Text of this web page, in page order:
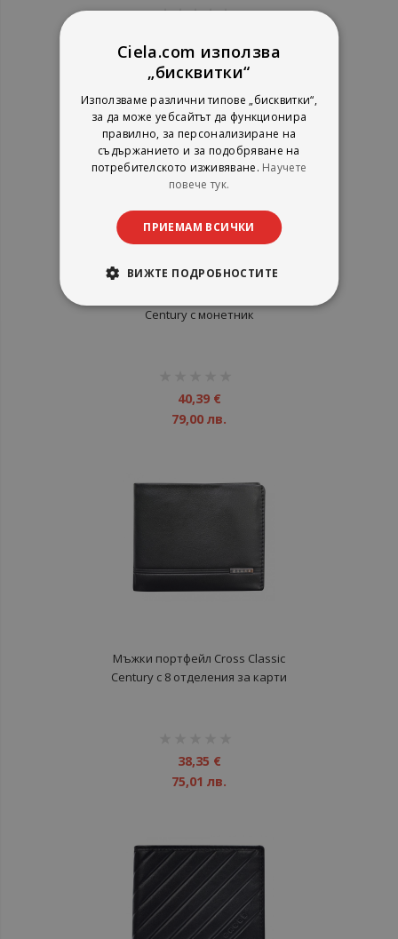
рейтинг:
7,94 лв.
Century с монетник
40,39 €
79,00 лв.
Мъжки портфейл Cross Classic
Century с 8 отделения за карти
38,35 €
75,01 лв.
Ciela.com използва
„бисквитки“
Използваме различни типове „бисквитки“,
за да може уебсайтът да функционира
правилно, за персонализиране на
съдържанието и за подобряване на
потребителското изживяване. Научете
повече тук.
ПРИЕМАМ ВСИЧКИ
ВИЖТЕ ПОДРОБНОСТИТЕ